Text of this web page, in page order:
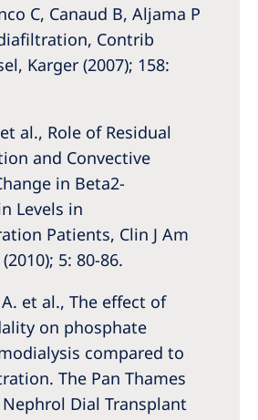
C, Canaud B, Aljama P
Contrib
Karger (2007); 158:
al., Role of Residual
and Convective
in Beta2-
Levels in
Patients, Clin J Am
5: 80-86.
et al., The effect of
on phosphate
compared to
The Pan Thames
Dial Transplant